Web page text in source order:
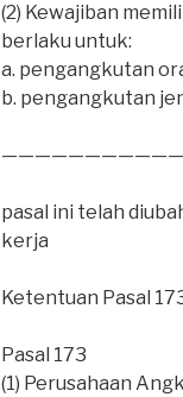
(2) Kewajiban
berlaku untuk:
a. pengangkutan
b. pengangkutan
pasal ini telah
kerja
Ketentuan Pasal
Pasal 173
(1) Perusahaan